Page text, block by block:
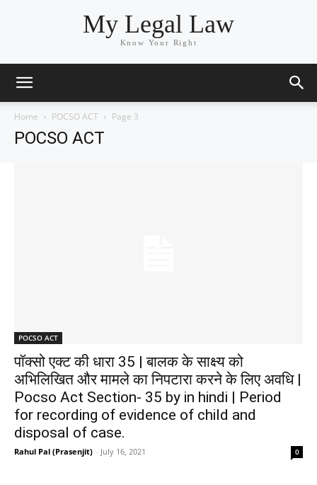
My Legal Law
Know Your Right
Home POCSO ACT Page 3
POCSO ACT
POCSO ACT
पॉक्सो एक्ट की धारा 35 | बालक के साक्ष्य को
अभिलिखित और मामले का निपटारा करने के लिए अवधि |
Pocso Act Section- 35 by in hindi | Period
for recording of evidence of child and
disposal of case.
Rahul Pal (Prasenjit) - July 16, 2021 0